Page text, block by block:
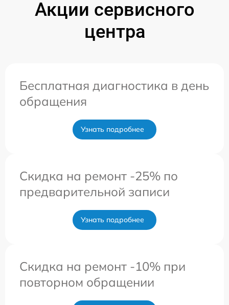
Акции сервисного
центра
Бесплатная диагностика в день
обращения
Узнать подробнее
Скидка на ремонт -25% по
предварительной записи
Узнать подробнее
Скидка на ремонт -10% при
повторном обращении